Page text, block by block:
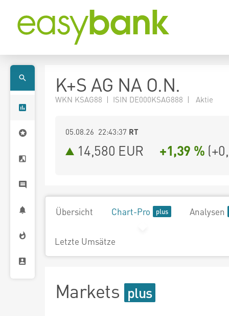
K+S AG NA O.N.
WKN KSAG88 | ISIN DE000KSAG888 | Aktie
05.08.26 22:43:37 RT
14,580 EUR +1,39 % (
Übersicht Chart-Pro Analysen
Letzte Umsätze
Markets